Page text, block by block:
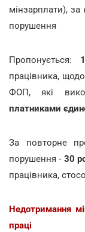
мінзарплати),
порушення
Пропонується:
працівника,
ФОП, які
платниками
За повторне
порушення - 30
працівника,
Недотримання
праці